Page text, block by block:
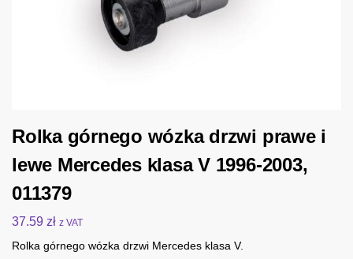
Rolka górnego wózka drzwi prawe i
lewe Mercedes klasa V 1996-2003,
011379
37.59 zł z VAT
Rolka górnego wózka drzwi Mercedes klasa V.